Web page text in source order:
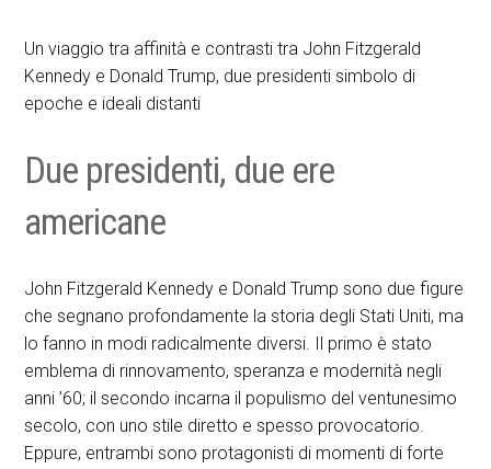
Un viaggio tra affinità e contrasti tra John Fitzgerald
Kennedy e Donald Trump, due presidenti simbolo di
epoche e ideali distanti
Due presidenti, due ere
americane
John Fitzgerald Kennedy e Donald Trump sono due figure
che segnano profondamente la storia degli Stati Uniti, ma
lo fanno in modi radicalmente diversi. Il primo è stato
emblema di rinnovamento, speranza e modernità negli
anni ’60; il secondo incarna il populismo del ventunesimo
secolo, con uno stile diretto e spesso provocatorio.
Eppure, entrambi sono protagonisti di momenti di forte